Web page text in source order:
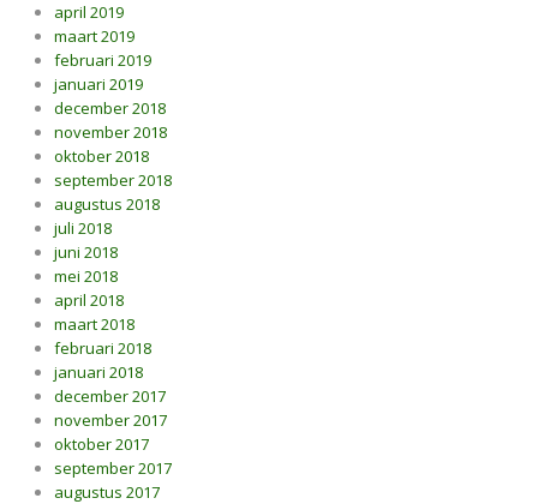
april 2019
maart 2019
februari 2019
januari 2019
december 2018
november 2018
oktober 2018
september 2018
augustus 2018
juli 2018
juni 2018
mei 2018
april 2018
maart 2018
februari 2018
januari 2018
december 2017
november 2017
oktober 2017
september 2017
augustus 2017